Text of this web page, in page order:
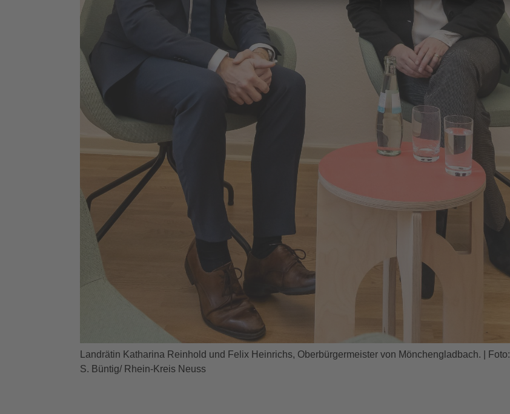
Landrätin Katharina Reinhold und Felix Heinrichs, Oberbürgermeister von Mönchengladbach. | Foto:
S. Büntig/ Rhein-Kreis Neuss